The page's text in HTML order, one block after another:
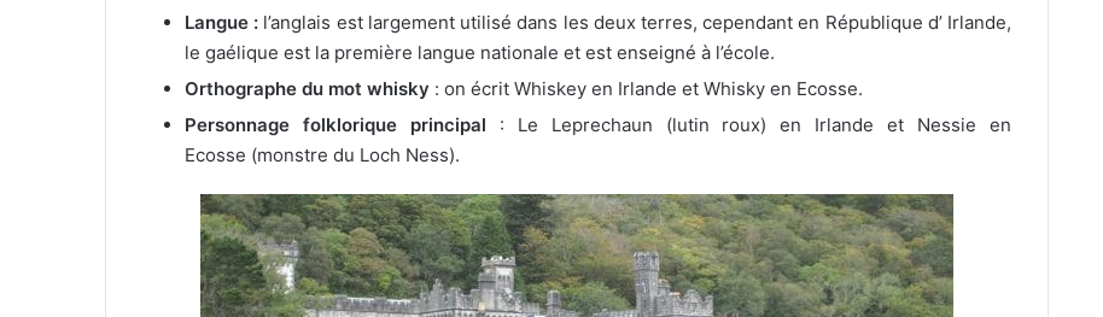
Langue : l’anglais est largement utilisé dans les deux terres, cependant en République d’ Irlande,
le gaélique est la première langue nationale et est enseigné à l’école.
Orthographe du mot whisky : on écrit Whiskey en Irlande et Whisky en Ecosse.
Personnage folklorique principal : Le Leprechaun (lutin roux) en Irlande et Nessie en
Ecosse (monstre du Loch Ness).